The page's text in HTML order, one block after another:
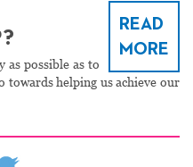
READ
MORE
as possible as to
towards helping us achieve our